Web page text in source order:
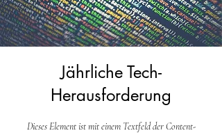
Jährliche Tech-
Herausforderung
Dieses Element ist mit einem Textfeld der Content-